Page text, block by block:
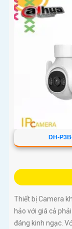
DH-
Thiết bị Camera
hảo với giá cả
đáng kinh ngạc.